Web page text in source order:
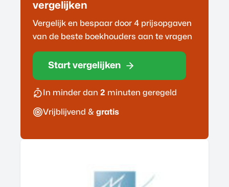
vergelijken
Vergelijk en bespaar door 4 prijsopgaven
van de beste boekhouders aan te vragen
Start vergelijken
In minder dan 2 minuten geregeld
Vrijblijvend & gratis